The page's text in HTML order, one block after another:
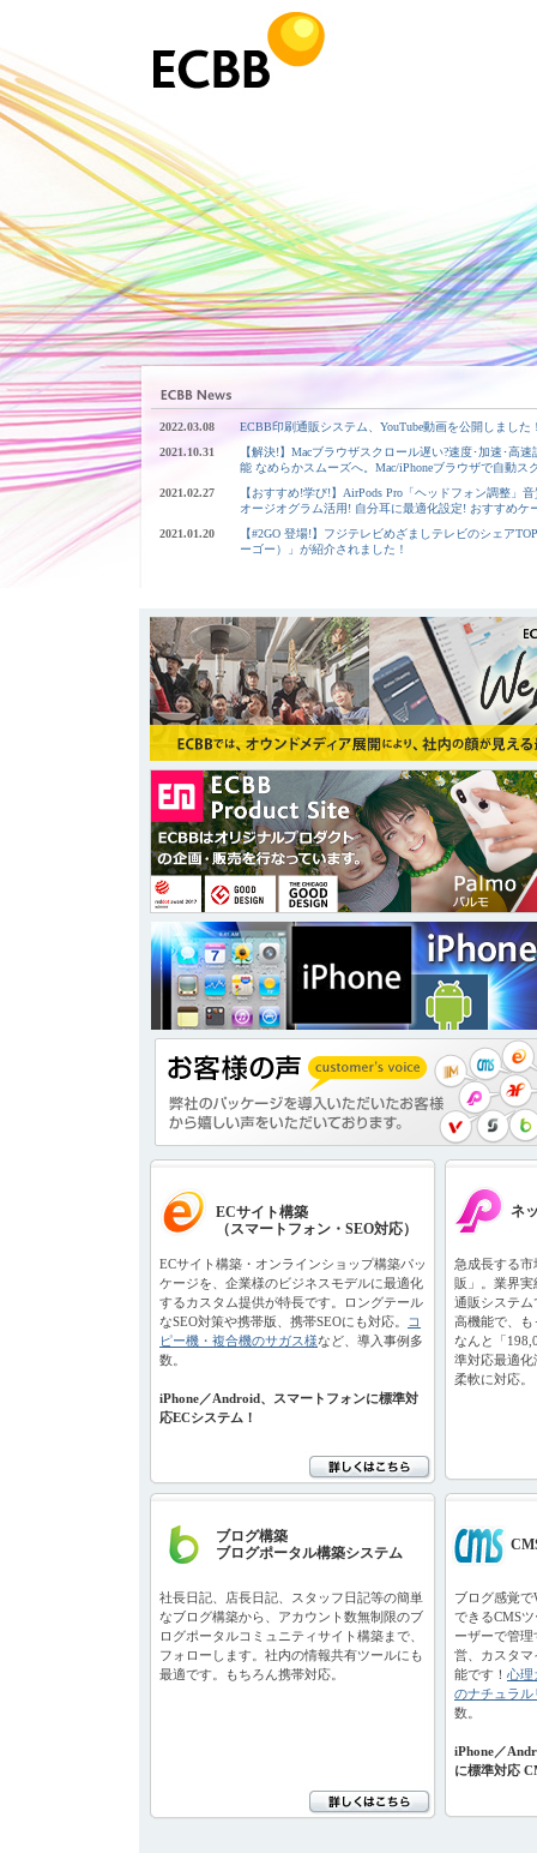
2022.03.08
ECBB印刷通販システム、YouTube動画を公開しました
2021.10.31
【解決!】Macブラウザスクロール遅い?速度･加速･高
能 なめらかスムーズへ。Mac/iPhoneブラウザで自動ス
2021.02.27
【おすすめ!学び!】AirPods Pro「ヘッドフォン調整」
オージオグラム活用! 自分耳に最適化設定! おすすめ
2021.01.20
【#2GO 登場!】フジテレビめざましテレビのシェア
ーゴー）」が紹介されました！
ECサイト構築
（スマートフォン・SEO対応）
ECサイト構築・オンラインショップ構築パッ
ケージを、企業様のビジネスモデルに最適化
するカスタム提供が特長です。ロングテール
なSEO対策や携帯版、携帯SEOにも対応。
コ
ピー機・複合機のサガス様など、導入事例多
数。
iPhone／Android、スマートフォンに標準対
応ECシステム！
ネ
急成長する
販」。業界実
通販システ
高機能で、
なんと「
準対応最適
柔軟に対応。
ブログ構築
ブログポータル構築システム
社長日記、店長日記、スタッフ日記等の簡単
なブログ構築から、アカウント数無制限のブ
ログポータルコミュニティサイト構築まで、
フォローします。社内の情報共有ツールにも
最適です。もちろん携帯対応。
ブログ感覚
できるCMS
ーザーで管
営、カスタ
能です！ 心理
のナチュラル
数。
iPhone／
に標準対応